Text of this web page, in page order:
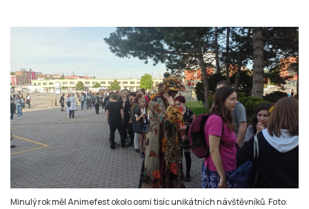
Minulý rok měl Animefest okolo osmi tisíc unikátních návštěvníků. Foto: